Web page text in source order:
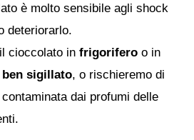
è molto sensibile agli shock
deteriorarlo.
il cioccolato infrigorifero o in
ben sigillato, o rischieremo di
dai profumi delle